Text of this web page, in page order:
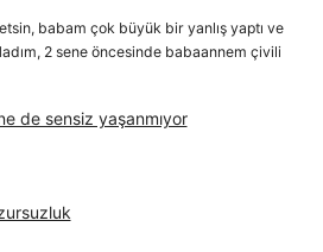
babam çok büyük bir yanlış yaptı ve
2 sene öncesinde babaannem çivili
de sensiz yaşanmıyor